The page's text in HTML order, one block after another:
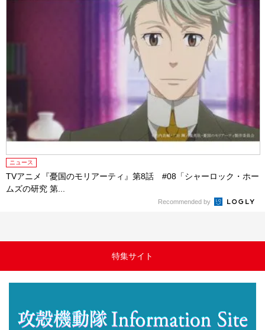
ニュース
TVアニメ『憂国のモリアーティ』第8話 #08「シャーロック・ホー
ムズの研究 第...
Recommended by
特集サイト